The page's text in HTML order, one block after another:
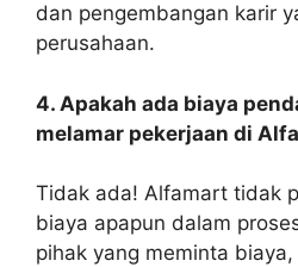
dan pengembangan karir
perusahaan.
4. Apakah ada biaya
melamar pekerjaan di
Tidak ada! Alfamart tidak
biaya apapun dalam
pihak yang meminta